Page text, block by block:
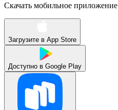
Скачать мобильное приложение
Загрузите в App Store
Доступно в Google Play